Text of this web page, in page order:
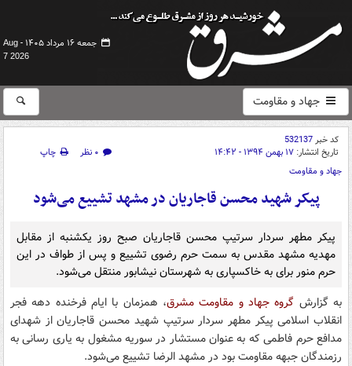
جمعه ۱۶ مرداد ۱۴۰۵ -
Aug
7 2026
جهاد و مقاومت
کد خبر532137
تاریخ انتشار: ۱۷ بهمن ۱۳۹۴ - ۱۴:۴۲ ۰ نظر
چاپ
جهاد و مقاومت
پیکر شهید محسن قاجاریان در مشهد تشییع می‌شود
پیکر مطهر سردار سرتیپ محسن قاجاریان صبح روز یکشنبه از مقابل
مهدیه مشهد مقدس به سمت حرم رضوی تشییع و پس از طواف در این
حرم منور برای به خاکسپاری به شهرستان نیشابور منتقل می‌شود.
به گزارش گروه جهاد و مقاومت مشرق، همزمان با ایام فرخنده دهه فجر
انقلاب اسلامی پیکر مطهر سردار سرتیپ شهید محسن قاجاریان از شهدای
مدافع حرم فاطمی که به عنوان مستشار در سوریه مشغول به یاری رسانی به
رزمندگان جبهه مقاومت بود در مشهد الرضا تشییع می‌شود.